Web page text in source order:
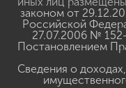
законом от
Российской
27.07.2006 №
Постановлением
Сведения о